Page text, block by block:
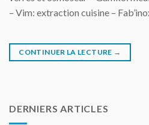
– Vim: extraction cuisine –
CONTINUER LA LECTURE →
DERNIERS ARTICLES